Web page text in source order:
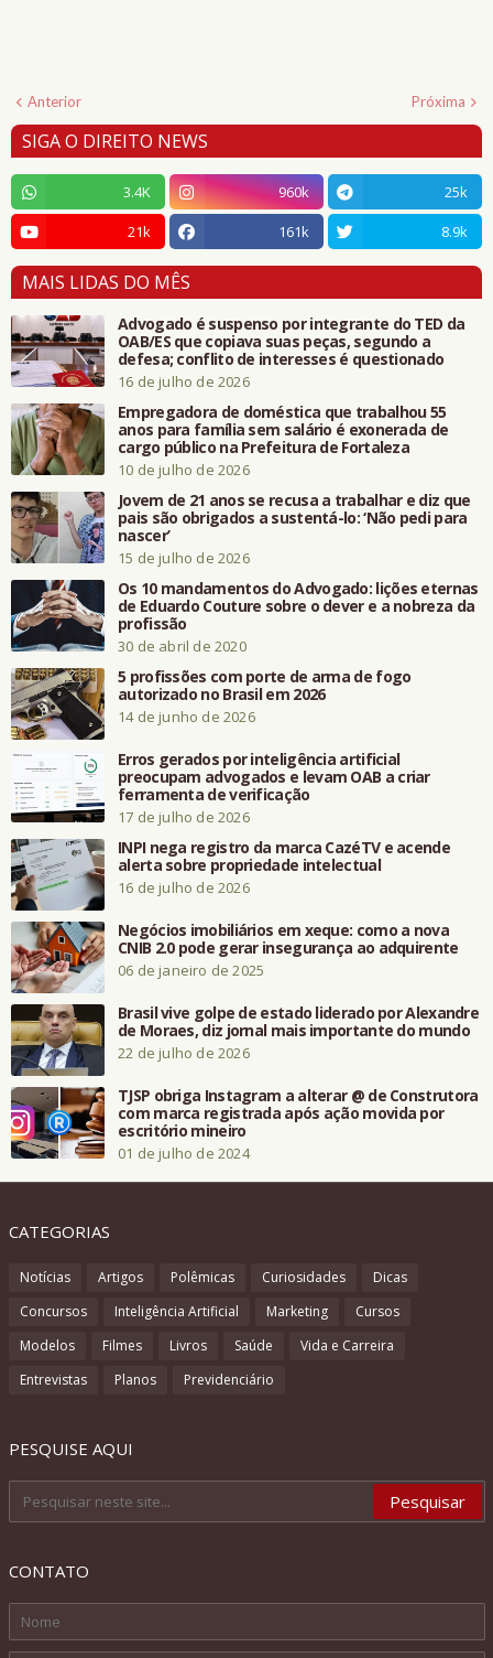
Anterior Próxima
SIGA O DIREITO NEWS
3.4K 960k
25k
21k
161k 8.9k
MAIS LIDAS DO MÊS
Advogado é suspenso por integrante do TED da
OAB/ES que copiava suas peças, segundo a
defesa; conflito de interesses é questionado
16 de julho de 2026
Empregadora de doméstica que trabalhou 55
anos para família sem salário é exonerada de
cargo público na Prefeitura de Fortaleza
10 de julho de 2026
Jovem de 21 anos se recusa a trabalhar e diz que
pais são obrigados a sustentá-lo: ‘Não pedi para
nascer’
15 de julho de 2026
Os 10 mandamentos do Advogado: lições eternas
de Eduardo Couture sobre o dever e a nobreza da
profissão
30 de abril de 2020
5 profissões com porte de arma de fogo
autorizado no Brasil em 2026
14 de junho de 2026
Erros gerados por inteligência artificial
preocupam advogados e levam OAB a criar
ferramenta de verificação
17 de julho de 2026
INPI nega registro da marca CazéTV e acende
alerta sobre propriedade intelectual
16 de julho de 2026
Negócios imobiliários em xeque: como a nova
CNIB 2.0 pode gerar insegurança ao adquirente
06 de janeiro de 2025
Brasil vive golpe de estado liderado por Alexandre
de Moraes, diz jornal mais importante do mundo
22 de julho de 2026
TJSP obriga Instagram a alterar @ de Construtora
com marca registrada após ação movida por
escritório mineiro
01 de julho de 2024
CATEGORIAS
Notícias Artigos Polêmicas Curiosidades
Dicas
Concursos
Inteligência Artificial Marketing
Cursos
Modelos
Filmes Livros Saúde
Vida e Carreira
Entrevistas
Planos Previdenciário
PESQUISE AQUI
CONTATO